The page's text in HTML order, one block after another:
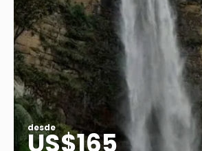
desde
US$165